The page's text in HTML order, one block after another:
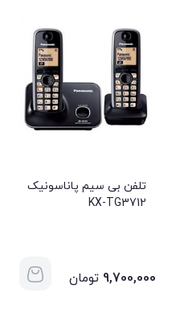
تلفن بی سیم پاناسونیک
KX-TG3712
9,700,000 تومان